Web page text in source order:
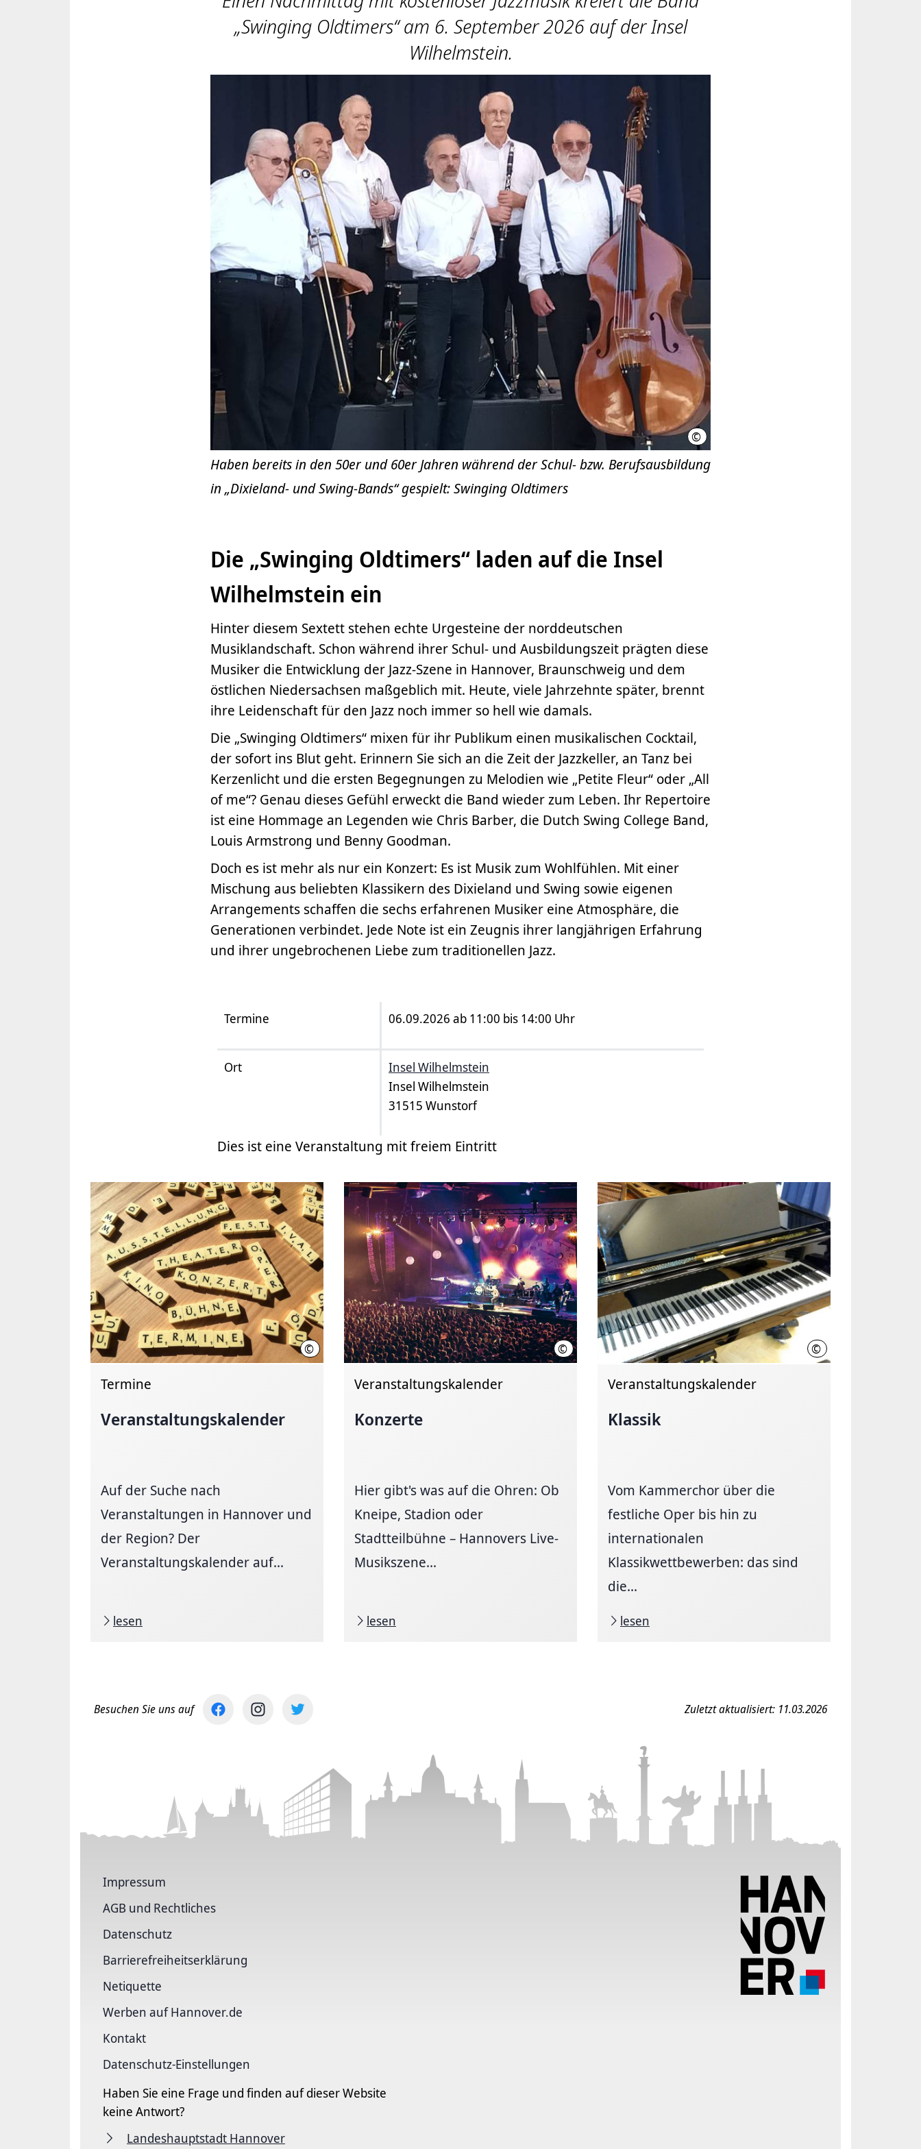
„Swinging Oldtimers“ am 6. September 2026 auf der Insel
Wilhelmstein.
© Swinging Oldtimers
Haben bereits in den 50er und 60er Jahren während der Schul- bzw. Berufsausbildung
in „Dixieland- und Swing-Bands“ gespielt: Swinging Oldtimers
Die „Swinging Oldtimers“ laden auf die Insel
Wilhelmstein ein
Hinter diesem Sextett stehen echte Urgesteine der norddeutschen
Musiklandschaft. Schon während ihrer Schul- und Ausbildungszeit prägten diese
Musiker die Entwicklung der Jazz-Szene in Hannover, Braunschweig und dem
östlichen Niedersachsen maßgeblich mit. Heute, viele Jahrzehnte später, brennt
ihre Leidenschaft für den Jazz noch immer so hell wie damals.
Die „Swinging Oldtimers“ mixen für ihr Publikum einen musikalischen Cocktail,
der sofort ins Blut geht. Erinnern Sie sich an die Zeit der Jazzkeller, an Tanz bei
Kerzenlicht und die ersten Begegnungen zu Melodien wie „Petite Fleur“ oder „All
of me“? Genau dieses Gefühl erweckt die Band wieder zum Leben. Ihr Repertoire
ist eine Hommage an Legenden wie Chris Barber, die Dutch Swing College Band,
Louis Armstrong und Benny Goodman.
Doch es ist mehr als nur ein Konzert: Es ist Musik zum Wohlfühlen. Mit einer
Mischung aus beliebten Klassikern des Dixieland und Swing sowie eigenen
Arrangements schaffen die sechs erfahrenen Musiker eine Atmosphäre, die
Generationen verbindet. Jede Note ist ein Zeugnis ihrer langjährigen Erfahrung
und ihrer ungebrochenen Liebe zum traditionellen Jazz.
Termine 06.09.2026 ab 11:00 bis 14:00 Uhr
Ort
Insel Wilhelmstein
Insel Wilhelmstein
31515 Wunstorf
Dies ist eine Veranstaltung mit freiem Eintritt
© Hannover.de
Termine
Veranstaltungskalender
Auf der Suche nach
Veranstaltungen in Hannover und
der Region? Der
Veranstaltungskalender auf...
lesen
© HMTG
Veranstaltungskalender
Konzerte
Hier gibt's was auf die Ohren: Ob
Kneipe, Stadion oder
Stadtteilbühne – Hannovers Live-
Musikszene...
lesen
© LHH
Veranstaltungskalender
Klassik
Vom Kammerchor über die
festliche Oper bis hin zu
internationalen
Klassikwettbewerben: das sind
die...
lesen
Besuchen Sie uns auf Zuletzt aktualisiert: 11.03.2026
Impressum
AGB und Rechtliches
Datenschutz
Barriere­freiheits­erklärung
Netiquette
Werben auf Hannover.de
Kontakt
Datenschutz-Einstellungen
Haben Sie eine Frage und finden auf dieser Website
keine Antwort?
Landeshauptstadt Hannover